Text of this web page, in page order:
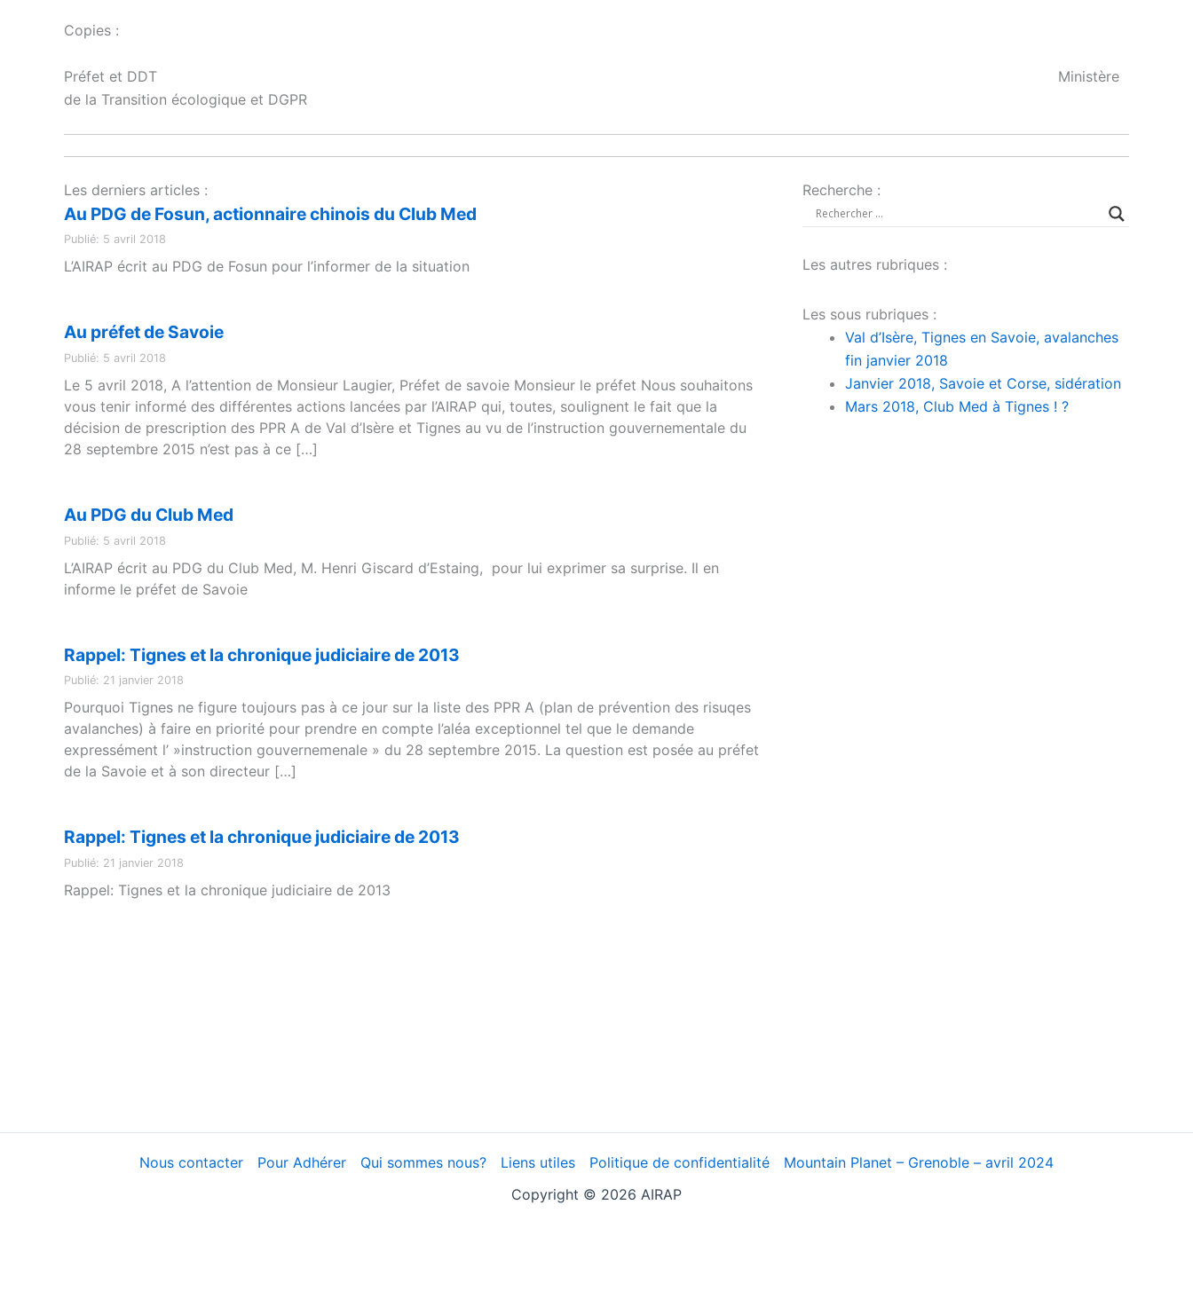
Copies :
Préfet et DDT Ministère
de la Transition écologique et DGPR
Les derniers articles :
Au PDG de Fosun, actionnaire chinois du Club Med
Publié: 5 avril 2018
L’AIRAP écrit au PDG de Fosun pour l’informer de la situation
Au préfet de Savoie
Publié: 5 avril 2018
Le 5 avril 2018, A l’attention de Monsieur Laugier, Préfet de savoie Monsieur le préfet Nous souhaitons
vous tenir informé des différentes actions lancées par l’AIRAP qui, toutes, soulignent le fait que la
décision de prescription des PPR A de Val d’Isère et Tignes au vu de l’instruction gouvernementale du
28 septembre 2015 n’est pas à ce […]
Au PDG du Club Med
Publié: 5 avril 2018
L’AIRAP écrit au PDG du Club Med, M. Henri Giscard d’Estaing, pour lui exprimer sa surprise. Il en
informe le préfet de Savoie
Rappel: Tignes et la chronique judiciaire de 2013
Publié: 21 janvier 2018
Pourquoi Tignes ne figure toujours pas à ce jour sur la liste des PPR A (plan de prévention des risuqes
avalanches) à faire en priorité pour prendre en compte l’aléa exceptionnel tel que le demande
expressément l’ »instruction gouvernemenale » du 28 septembre 2015. La question est posée au préfet
de la Savoie et à son directeur […]
Rappel: Tignes et la chronique judiciaire de 2013
Publié: 21 janvier 2018
Rappel: Tignes et la chronique judiciaire de 2013
Recherche :
Les autres rubriques :
Les sous rubriques :
Val d’Isère, Tignes en Savoie, avalanches
fin janvier 2018
Janvier 2018, Savoie et Corse, sidération
Mars 2018, Club Med à Tignes ! ?
Nous contacter Pour Adhérer Qui sommes nous? Liens utiles Politique de confidentialité
Mountain Planet – Grenoble – avril 2024
Copyright © 2026 AIRAP